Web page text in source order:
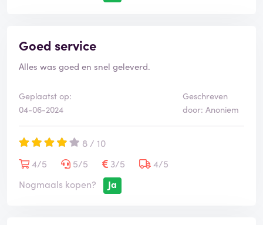
Goed service
Alles was goed en snel geleverd.
Geplaatst op:
04-06-2024
Geschreven
door: Anoniem
8 / 10
4/5
5/5 3/5
4/5
Nogmaals kopen?
Ja